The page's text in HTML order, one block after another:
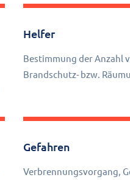
Helfer
Bestimmung der Anzahl
Brandschutz- bzw.
Gefahren
Verbrennungsvorgang,